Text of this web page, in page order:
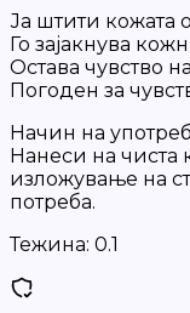
Ја штити кожата
Го зајакнува
Оставa чувство
Погоден за
Начин на
Нанеси на чиста
изложување на
потреба.
Тежина: 0.1